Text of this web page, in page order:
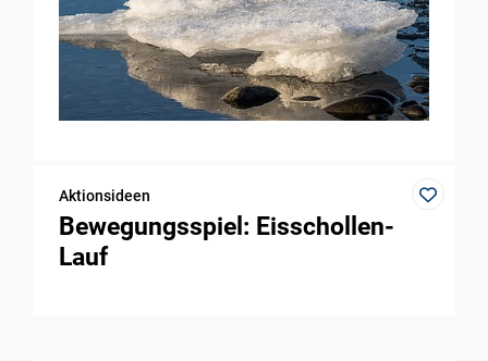
Aktionsideen
Bewegungsspiel: Eisschollen-
Lauf